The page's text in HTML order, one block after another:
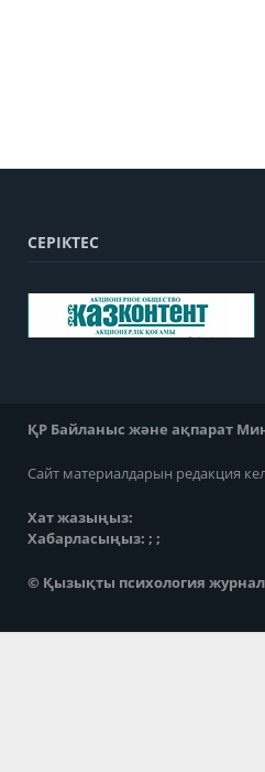
СЕРІКТЕС
ҚР Байланыс және ақпарат
Сайт материалдарын редакция
Хат жазыңыз:
Хабарласыңыз: ; ;
© Қызықты психология